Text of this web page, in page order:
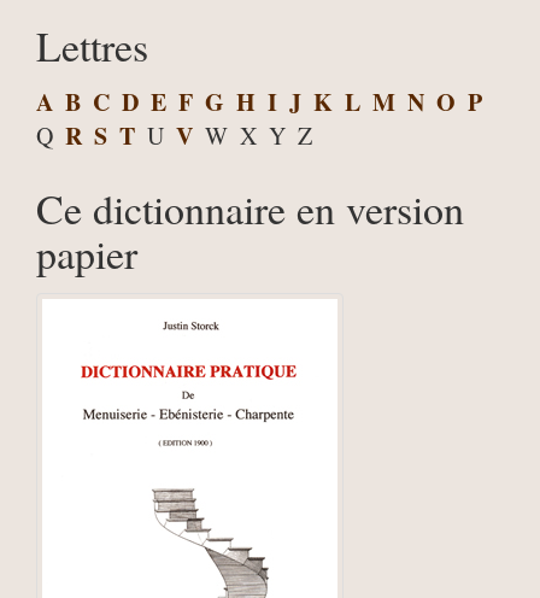
Lettres
A B C D E F G H I J K L M N O P
Q R S T U V W X Y Z
Ce dictionnaire en version
papier